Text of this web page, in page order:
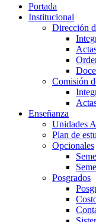
Portada
Institucional
Dirección
Comisión
Enseñanza
Unidades
Plan de
Opcionales
Posgrados